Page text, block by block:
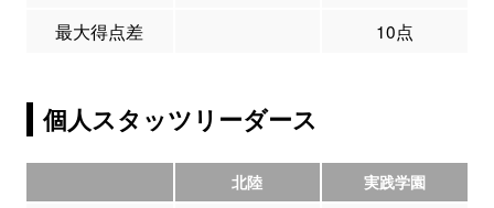
最大得点差
10点
個人スタッツリーダース
北陸 実践学園